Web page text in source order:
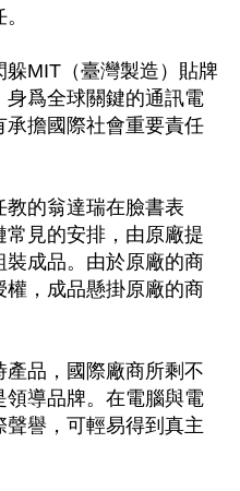
MIT（臺灣製造）貼牌
身爲全球關鍵的通訊電
擔國際社會重要責任
的翁達瑞在臉書表
見的安排，由原廠提
成品。由於原廠的商
，成品懸掛原廠的商
品，國際廠商所剩不
導品牌。在電腦與電
譽，可輕易得到真主